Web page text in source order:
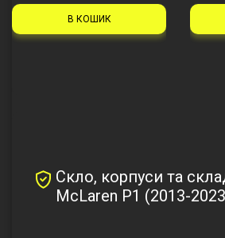
В КОШИК
Скло, корпуси та
McLaren P1 (2013-